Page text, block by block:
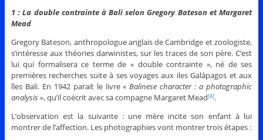
1 : La double contrainte à Bali selon Gregory Bateson et Margaret
Mead
Gregory Bateson, anthropologue anglais de Cambridge et zoologiste,
s’intéresse aux théories darwinistes, sur les traces de son père. C’est
lui qui formalisera ce terme de « double contrainte », né de ses
premières recherches suite à ses voyages aux iles Galápagos et aux
îles Bali. En 1942 parait le livre «Balinese character : a photographic
analysis », qu’il coécrit avec sa compagne Margaret Mead[4].
L’observation est la suivante : une mère incite son enfant à lui
montrer de l’affection. Les photographies vont montrer trois étapes :